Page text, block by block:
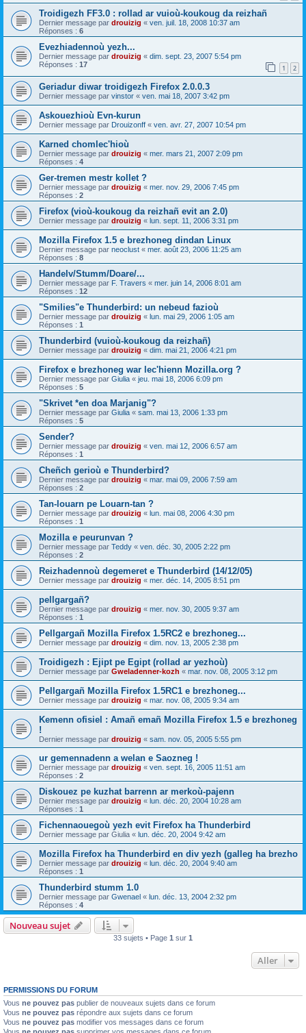
Troidigezh FF3.0 : rollad ar vuioù-koukoug da reizhañ
Dernier message par drouizig « ven. juil. 18, 2008 10:37 am
Réponses : 6
Evezhiadennoù yezh...
Dernier message par drouizig « dim. sept. 23, 2007 5:54 pm
Réponses : 17 1 2
Geriadur diwar troidigezh Firefox 2.0.0.3
Dernier message par vinstor « ven. mai 18, 2007 3:42 pm
Askouezhioù Evn-kurun
Dernier message par Drouizonff « ven. avr. 27, 2007 10:54 pm
Karned chomlec'hioù
Dernier message par drouizig « mer. mars 21, 2007 2:09 pm
Réponses : 4
Ger-tremen mestr kollet ?
Dernier message par drouizig « mer. nov. 29, 2006 7:45 pm
Réponses : 2
Firefox (vioù-koukoug da reizhañ evit an 2.0)
Dernier message par drouizig « lun. sept. 11, 2006 3:31 pm
Mozilla Firefox 1.5 e brezhoneg dindan Linux
Dernier message par neoclust « mer. août 23, 2006 11:25 am
Réponses : 8
Handelv/Stumm/Doare/...
Dernier message par F. Travers « mer. juin 14, 2006 8:01 am
Réponses : 12
"Smilies"e Thunderbird: un nebeud fazioù
Dernier message par drouizig « lun. mai 29, 2006 1:05 am
Réponses : 1
Thunderbird (vuioù-koukoug da reizhañ)
Dernier message par drouizig « dim. mai 21, 2006 4:21 pm
Firefox e brezhoneg war lec'hienn Mozilla.org ?
Dernier message par Giulia « jeu. mai 18, 2006 6:09 pm
Réponses : 5
"Skrivet *en doa Marjanig"?
Dernier message par Giulia « sam. mai 13, 2006 1:33 pm
Réponses : 5
Sender?
Dernier message par drouizig « ven. mai 12, 2006 6:57 am
Réponses : 1
Cheñch gerioù e Thunderbird?
Dernier message par drouizig « mar. mai 09, 2006 7:59 am
Réponses : 2
Tan-louarn pe Louarn-tan ?
Dernier message par drouizig « lun. mai 08, 2006 4:30 pm
Réponses : 1
Mozilla e peurunvan ?
Dernier message par Teddy « ven. déc. 30, 2005 2:22 pm
Réponses : 2
Reizhadennoù degemeret e Thunderbird (14/12/05)
Dernier message par drouizig « mer. déc. 14, 2005 8:51 pm
pellgargañ?
Dernier message par drouizig « mer. nov. 30, 2005 9:37 am
Réponses : 1
Pellgargañ Mozilla Firefox 1.5RC2 e brezhoneg...
Dernier message par drouizig « dim. nov. 13, 2005 2:38 pm
Troidigezh : Ejipt pe Egipt (rollad ar yezhoù)
Dernier message par Gweladenner-kozh « mar. nov. 08, 2005 3:12 pm
Pellgargañ Mozilla Firefox 1.5RC1 e brezhoneg...
Dernier message par drouizig « mar. nov. 08, 2005 9:34 am
Kemenn ofisiel : Amañ emañ Mozilla Firefox 1.5 e brezhoneg
!
Dernier message par drouizig « sam. nov. 05, 2005 5:55 pm
ur gemennadenn a welan e Saozneg !
Dernier message par drouizig « ven. sept. 16, 2005 11:51 am
Réponses : 2
Diskouez pe kuzhat barrenn ar merkoù-pajenn
Dernier message par drouizig « lun. déc. 20, 2004 10:28 am
Réponses : 1
Fichennaouegoù yezh evit Firefox ha Thunderbird
Dernier message par Giulia « lun. déc. 20, 2004 9:42 am
Mozilla Firefox ha Thunderbird en div yezh (galleg ha brezho
Dernier message par drouizig « lun. déc. 20, 2004 9:40 am
Réponses : 1
Thunderbird stumm 1.0
Dernier message par Gwenael « lun. déc. 13, 2004 2:32 pm
Réponses : 4
Nouveau sujet
33 sujets • Page 1 sur 1
Aller
PERMISSIONS DU FORUM
Vous ne pouvez pas publier de nouveaux sujets dans ce forum
Vous ne pouvez pas répondre aux sujets dans ce forum
Vous ne pouvez pas modifier vos messages dans ce forum